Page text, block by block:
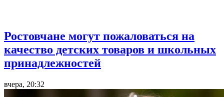
Ростовчане могут пожаловаться на
качество детских товаров и школьных
принадлежностей
вчера, 20:32